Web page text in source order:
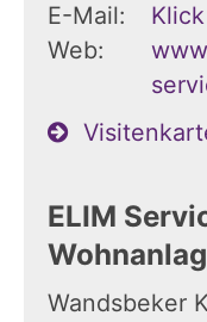
E-Mail:
Web:
ELIM
Wandsbeker